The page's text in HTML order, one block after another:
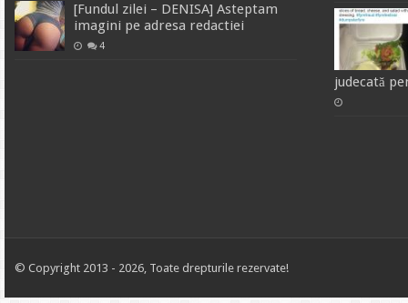
[Fundul zilei – DENISA] Asteptam
imagini pe adresa redactiei
4
judecată
© Copyright 2013 - 2026, Toate drepturile rezervate!